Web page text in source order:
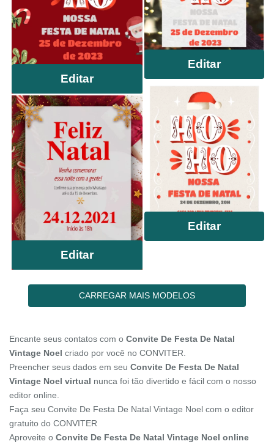
Editar
Editar
Editar
Editar
CARREGAR MAIS MODELOS
Encante seus contatos com o Convite De Festa De Natal
Vintage Noel criado por você no CONVITER.
Preencher seus dados em seu Convite De Festa De Natal
Vintage Noel virtual nunca foi tão divertido e fácil com o nosso
editor online.
Faça seu Convite De Festa De Natal Vintage Noel com o editor
gratuito do CONVITER
Aproveite o Convite De Festa De Natal Vintage Noel online